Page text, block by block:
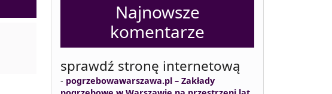
Najnowsze
komentarze
sprawdź stronę internetową
- pogrzebowawarszawa.pl – Zakłady